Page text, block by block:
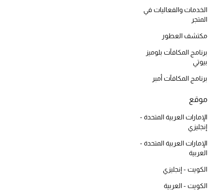
الجديد في عالم الجمال
العطور
العناية بالبشرة
مستحضرات العناية
الخدمات والفعاليات في
المتجر
مكتشف العطور
برنامج المكافآت بلوميز
بيوتي
برنامج المكافآت أمبر
موقع
الإمارات العربية المتحدة -
إنجليزي
الإمارات العربية المتحدة -
العربية
الكويت - إنجليزي
الكويت - العربية